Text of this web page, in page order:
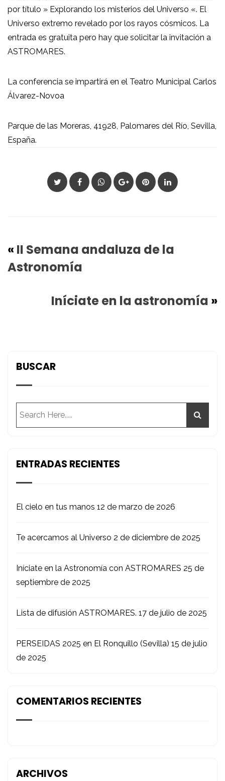
por título » Explorando los misterios del Universo «. El
Universo extremo revelado por los rayos cósmicos. La
entrada es gratuita pero hay que solicitar la invitación a
ASTROMARES.
La conferencia se impartirá en el Teatro Municipal Carlos
Álvarez-Novoa
Parque de las Moreras, 41928, Palomares del Río, Sevilla,
España.
« II Semana andaluza de la
Astronomía
Iníciate en la astronomía »
BUSCAR
ENTRADAS RECIENTES
El cielo en tus manos 12 de marzo de 2026
Te acercamos al Universo 2 de diciembre de 2025
Iníciate en la Astronomía con ASTROMARES 25 de
septiembre de 2025
Lista de difusión ASTROMARES. 17 de julio de 2025
PERSEIDAS 2025 en El Ronquillo (Sevilla) 15 de julio
de 2025
COMENTARIOS RECIENTES
ARCHIVOS